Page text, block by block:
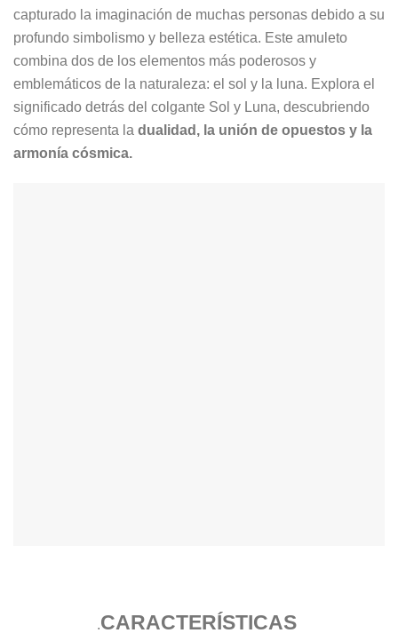
capturado la imaginación de muchas personas debido a su
profundo simbolismo y belleza estética. Este amuleto
combina dos de los elementos más poderosos y
emblemáticos de la naturaleza: el sol y la luna. Explora el
significado detrás del colgante Sol y Luna, descubriendo
cómo representa la dualidad, la unión de opuestos y la
armonía cósmica.
.CARACTERÍSTICAS